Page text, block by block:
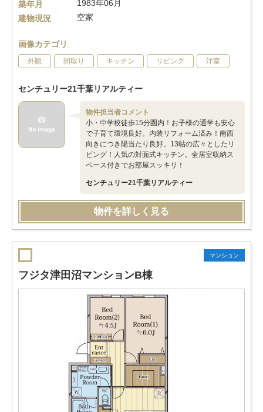
築年月
1983年06月
建物現況
空家
画像カテゴリ
外観 間取り キッチン リビング 洋室
センチュリー21千葉リアルティー
物件担当者コメント
小・中学校徒歩15分圏内！お子様の通学も安心
で子育て環境良好。内装リフォーム済み！南西
向きにつき陽当たり良好。13帖の広々としたリ
ビング！人気の対面式キッチン。全居室収納ス
ペース付きでお部屋スッキリ！
センチュリー21千葉リアルティー
物件を詳しく見る
マンション
フジタ津田沼マンションB棟